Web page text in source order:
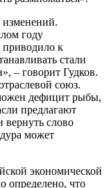
году
приводило к
стали
– говорит Гудков.
союз.
дефицит рыбы,
предлагают
вернуть слово
может
экономической
определено, что